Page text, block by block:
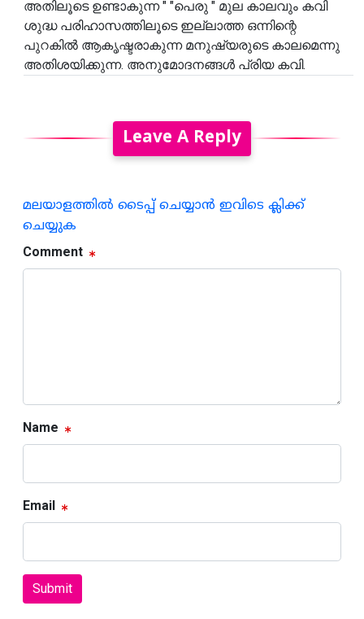
അതിലൂടെ ഉണ്ടാകുന്ന " "പെരു " മുല കാലവും കവി
ശുദ്ധ പരിഹാസത്തിലൂടെ ഇല്ലാത്ത ഒന്നിന്റെ
പുറകിൽ ആകൃഷ്ടരാകുന്ന മനുഷ്യരുടെ കാലമെന്നു
അതിശയിക്കുന്ന. അനുമോദനങ്ങൾ പ്രിയ കവി.
Leave A Reply
മലയാളത്തില്‍ ടൈപ്പ് ചെയ്യാന്‍ ഇവിടെ ക്ലിക്ക്
ചെയ്യുക
Comment
Name
Email
Submit